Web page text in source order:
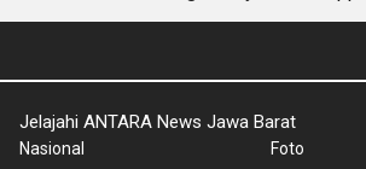
Jelajahi ANTARA News Jawa Barat
Nasional
Foto